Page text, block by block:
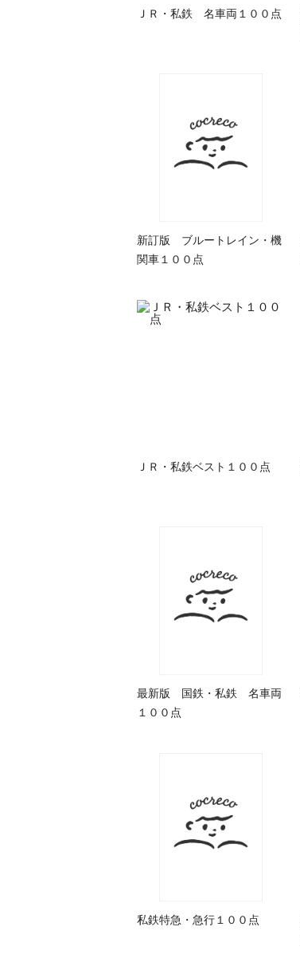
ＪＲ・私鉄 名車両１００点
新訂版 ブルートレイン・機
関車１００点
ＪＲ・私鉄ベスト１００点
最新版 国鉄・私鉄 名車両
１００点
私鉄特急・急行１００点